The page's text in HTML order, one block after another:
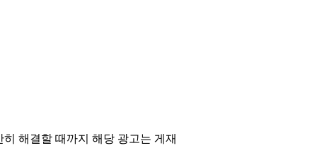
해결할 때까지 해당 광고는 게재